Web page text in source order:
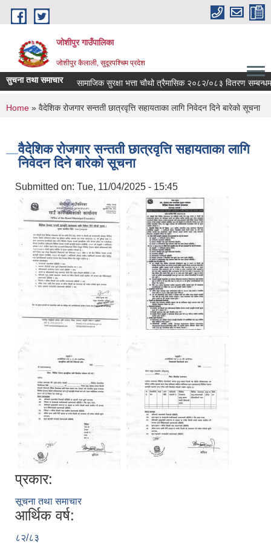
Skip to main content
जोशीपुर गाउँपालिका
जोशीपुर कैलाली, सुदूरपश्चिम प्रदेश
सुचना तथा समाचार सामाजिक सुरक्षा भत्ता चौथो त्रैमासिक २०८२/०८३ वितरण सम्बन्धमा
You are here
Home » वैदेशिक रोजगार सन्तती छात्रवृत्ति सहायताका लागि निवेदन दिने बारेको सूचना
वैदेशिक रोजगार सन्तती छात्रवृत्ति सहायताका लागि
निवेदन दिने बारेको सूचना
Submitted on: Tue, 11/04/2025 - 15:45
प्रकार:
सूचना तथा समाचार
आर्थिक वर्ष:
८२/८३